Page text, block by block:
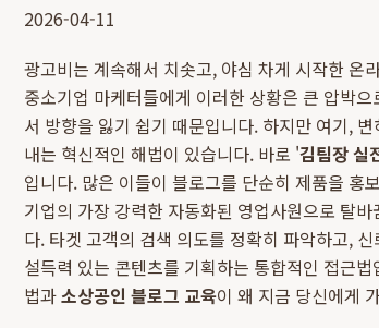
2026-04-11
광고비는 계속해서 치솟고, 야심 차게 시작한 온
중소기업 마케터들에게 이러한 상황은 큰 압박
서 방향을 잃기 쉽기 때문입니다. 하지만 여기,
내는 혁신적인 해법이 있습니다. 바로 '김팀장 실
입니다. 많은 이들이 블로그를 단순히 제품을 홍
기업의 가장 강력한 자동화된 영업사원으로 탈
다. 타겟 고객의 검색 의도를 정확히 파악하고,
설득력 있는 콘텐츠를 기획하는 통합적인 접근
법과소상공인 블로그 교육이 왜 지금 당신에게